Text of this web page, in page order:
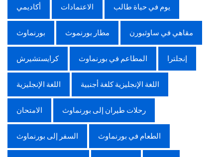
أكاديمي الاعتمادات يوم في حياة طالب
بورنماوث مطار بورنموث مقاهي في ساوثبورن
كرايستشيرش المطاعم في بورنماوث إنجلترا
اللغة الإنجليزية اللغة الإنجليزية كلغة أجنبية
الامتحان رحلات طيران إلى بورنماوث
السفر إلى بورنماوث الطعام في بورنماوث